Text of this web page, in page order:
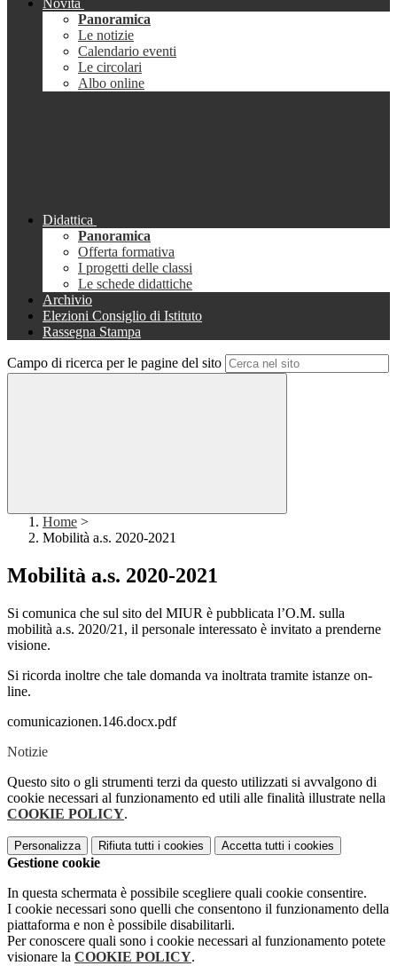
Novità
Panoramica
Le notizie
Calendario eventi
Le circolari
Albo online
Didattica
Panoramica
Offerta formativa
I progetti delle classi
Le schede didattiche
Archivio
Elezioni Consiglio di Istituto
Rassegna Stampa
Campo di ricerca per le pagine del sito
Home >
Mobilità a.s. 2020-2021
Mobilità a.s. 2020-2021
Si comunica che sul sito del MIUR è pubblicata l’O.M. sulla
mobilità a.s. 2020/21, il personale interessato è invitato a prenderne
visione.
Si ricorda inoltre che tale domanda va inoltrata tramite istanze on-
line.
comunicazionen.146.docx.pdf
Notizie
Questo sito o gli strumenti terzi da questo utilizzati si avvalgono di
cookie necessari al funzionamento ed utili alle finalità illustrate nella
COOKIE POLICY.
Personalizza Rifiuta tutti i cookies Accetta tutti i cookies
Gestione cookie
In questa schermata è possibile scegliere quali cookie consentire.
I cookie necessari sono quelli che consentono il funzionamento della
piattaforma e non è possibile disabilitarli.
Per conoscere quali sono i cookie necessari al funzionamento potete
visionare la COOKIE POLICY.